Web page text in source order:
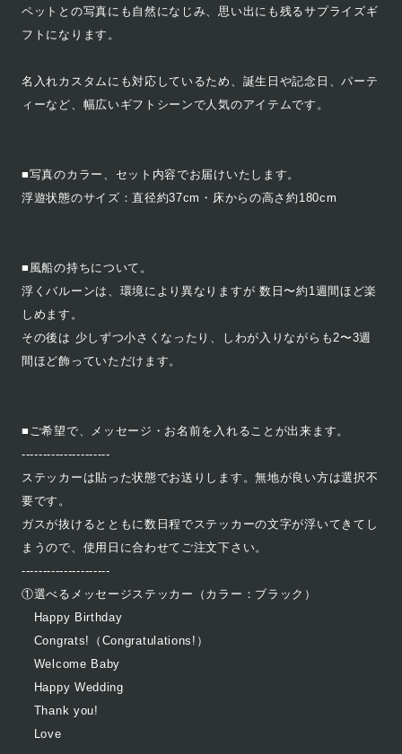
ペットとの写真にも自然になじみ、思い出にも残るサプライズギ
フトになります。
名入れカスタムにも対応しているため、誕生日や記念日、パーテ
ィーなど、幅広いギフトシーンで人気のアイテムです。
■写真のカラー、セット内容でお届けいたします。
浮遊状態のサイズ：直径約37cm・床からの高さ約180cm
■風船の持ちについて。
浮くバルーンは、環境により異なりますが 数日〜約1週間ほど楽
しめます。
その後は 少しずつ小さくなったり、しわが入りながらも2〜3週
間ほど飾っていただけます。
■ご希望で、メッセージ・お名前を入れることが出来ます。
---------------------
ステッカーは貼った状態でお送りします。無地が良い方は選択不
要です。
ガスが抜けるとともに数日程でステッカーの文字が浮いてきてし
まうので、使用日に合わせてご注文下さい。
---------------------
①選べるメッセージステッカー（カラー：ブラック）
Happy Birthday
Congrats!（Congratulations!）
Welcome Baby
Happy Wedding
Thank you!
Love